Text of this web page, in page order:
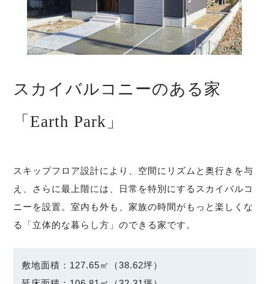
スカイバルコニーのある家
「Earth Park」
スキップフロア設計により、空間にリズムと奥行きを与
え、さらに最上階には、日常を特別にするスカイバルコ
ニーを設置。室内も外も、家族の時間がもっと楽しくな
る「立体的な暮らし方」のできる家です。
敷地面積：127.65㎡（38.62坪）